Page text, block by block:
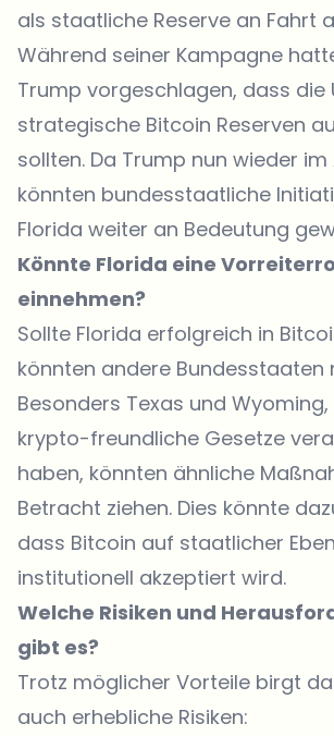
als staatliche Reserve an Fahrt
Während seiner Kampagne
Trump vorgeschlagen, dass die
strategische Bitcoin Reserven
sollten. Da Trump nun wieder im
könnten bundesstaatliche
Florida weiter an Bedeutung
Könnte Florida eine
einnehmen?
Sollte Florida erfolgreich in
könnten andere Bundesstaaten
Besonders Texas und
krypto-freundliche Gesetze
haben, könnten ähnliche
Betracht ziehen. Dies könnte
dass Bitcoin auf staatlicher
institutionell akzeptiert wird.
Welche Risiken und
gibt es?
Trotz möglicher Vorteile birgt
auch erhebliche Risiken: